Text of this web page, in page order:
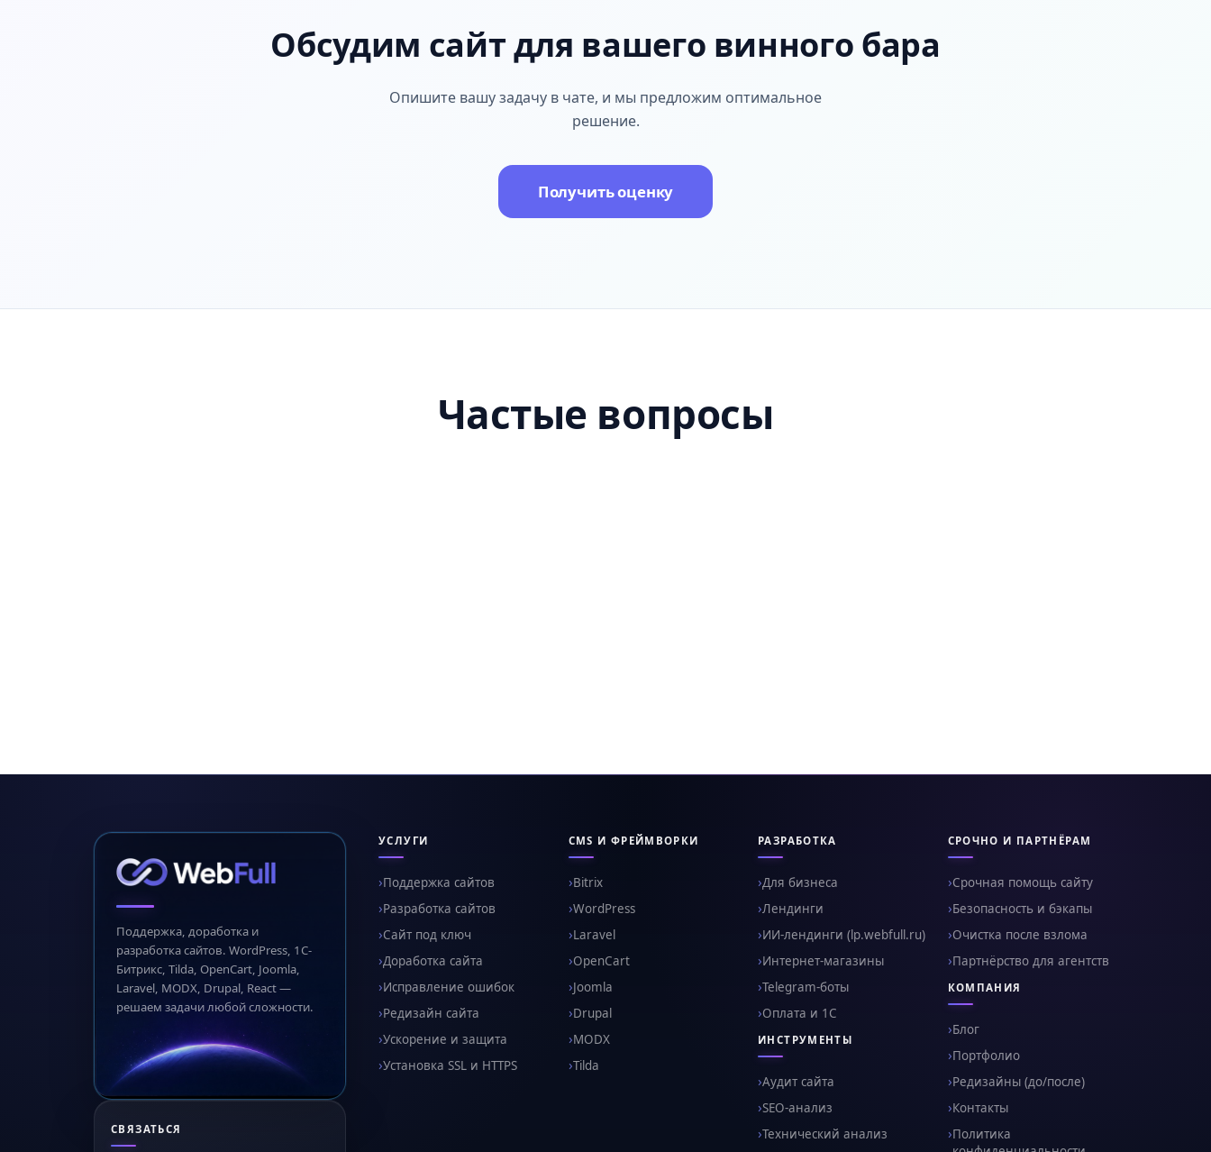
Обсудим сайт для вашего винного бара
Опишите вашу задачу в чате, и мы предложим оптимальное
решение.
Получить оценку
Частые вопросы
Поддержка, доработка и
разработка сайтов. WordPress, 1С-
Битрикс, Tilda, OpenCart, Joomla,
Laravel, MODX, Drupal, React —
решаем задачи любой сложности.
СВЯЗАТЬСЯ
УСЛУГИ
Поддержка сайтов
Разработка сайтов
Сайт под ключ
Доработка сайта
Исправление ошибок
Редизайн сайта
Ускорение и защита
Установка SSL и HTTPS
CMS И ФРЕЙМВОРКИ
Bitrix
WordPress
Laravel
OpenCart
Joomla
Drupal
MODX
Tilda
РАЗРАБОТКА
Для бизнеса
Лендинги
ИИ-лендинги (lp.webfull.ru)
Интернет-магазины
Telegram-боты
Оплата и 1С
ИНСТРУМЕНТЫ
Аудит сайта
SEO-анализ
Технический анализ
СРОЧНО И ПАРТНЁРАМ
Срочная помощь сайту
Безопасность и бэкапы
Очистка после взлома
Партнёрство для агентств
КОМПАНИЯ
Блог
Портфолио
Редизайны (до/после)
Контакты
Политика